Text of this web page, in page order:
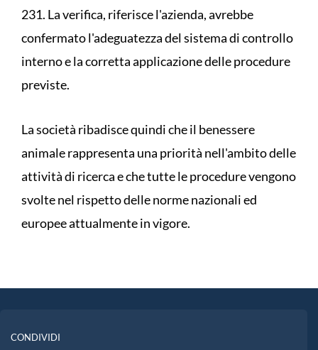
231. La verifica, riferisce l'azienda, avrebbe
confermato l'adeguatezza del sistema di controllo
interno e la corretta applicazione delle procedure
previste.
La società ribadisce quindi che il benessere
animale rappresenta una priorità nell'ambito delle
attività di ricerca e che tutte le procedure vengono
svolte nel rispetto delle norme nazionali ed
europee attualmente in vigore.
CONDIVIDI